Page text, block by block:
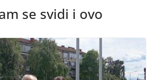
se svidi i ovo